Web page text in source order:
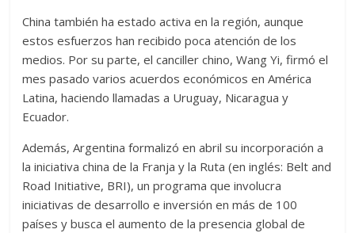
China también ha estado activa en la región, aunque
estos esfuerzos han recibido poca atención de los
medios. Por su parte, el canciller chino, Wang Yi, firmó el
mes pasado varios acuerdos económicos en América
Latina, haciendo llamadas a Uruguay, Nicaragua y
Ecuador.
Además, Argentina formalizó en abril su incorporación a
la iniciativa china de la Franja y la Ruta (en inglés: Belt and
Road Initiative, BRI), un programa que involucra
iniciativas de desarrollo e inversión en más de 100
países y busca el aumento de la presencia global de